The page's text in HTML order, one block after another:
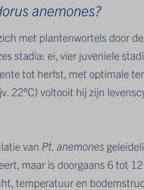
anemones?
met plantenwortels door
stadia: ei, vier juveniele
tot herfst, met optimale
22°C) voltooit hij zijn
van Pt. anemones
maar is doorgaans 6 tot
temperatuur en